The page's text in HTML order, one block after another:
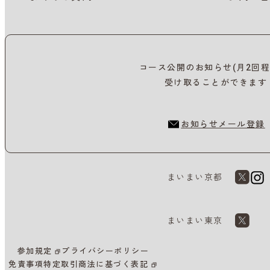
コース公開のお知らせ(月2回
受け取ることができます
お知らせメール登録
まいまい京都
まいまい東京
参加規定
プライバシーポリシー
免責事項特定取引商法に基づく表記